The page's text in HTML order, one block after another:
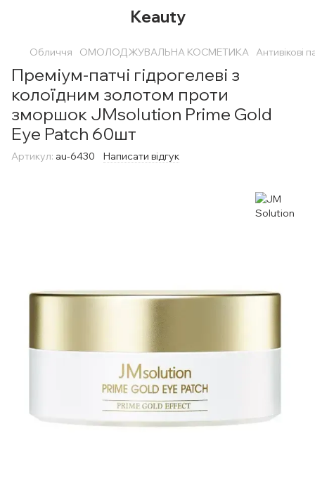
Keauty
Обличчя ОМОЛОДЖУВАЛЬНА КОСМЕТИКА Антивікові
Преміум-патчі гідрогелеві з
колоїдним золотом проти
зморшок JMsolution Prime Gold
Eye Patch 60шт
Артикул: au-6430 Написати відгук